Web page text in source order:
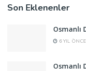
Son Eklenenler
Osmanlı
6 YIL ÖNCE
Osmanlı